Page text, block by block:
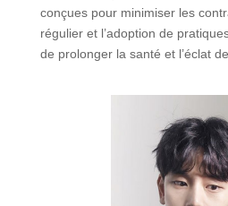
conçues pour minimiser les
régulier et l’adoption de
de prolonger la santé et l’éclat